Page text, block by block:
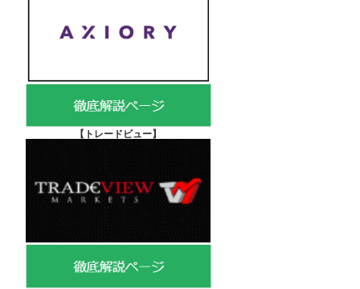
【 トレードビュー】